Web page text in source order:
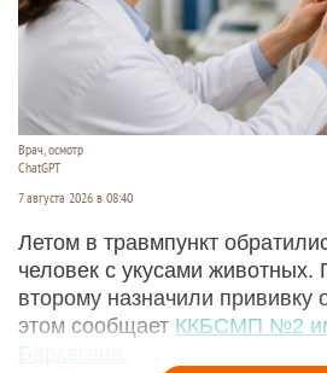
Врач, осмотр
ChatGPT
7 августа 2026 в 08:40
Летом в травмпункт
человек с укусами животных.
второму назначили прививку
этом сообщает ККБСМП №2
Баркагана.